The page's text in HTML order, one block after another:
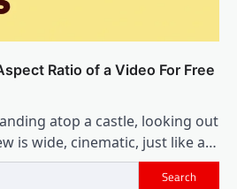
Ratio of a Video For Free
atop a castle, looking out
is wide, cinematic, just like a…
Search